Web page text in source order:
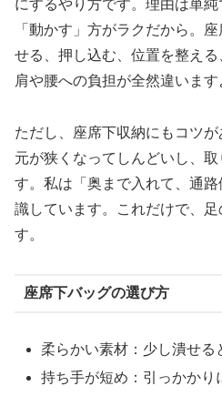
にするやり方です。理由は単
「動かす」方がラクだから。
せる、押し込む、位置を整える
肩や腰への負担が全然違います
ただし、座席下収納にもコツ
元が狭くなってしんどいし、
す。私は「奥まで入れて、通
識しています。これだけで、
す。
座席下バッグの選び方
柔らかい素材：少し潰せる
持ち手が短め：引っかかり